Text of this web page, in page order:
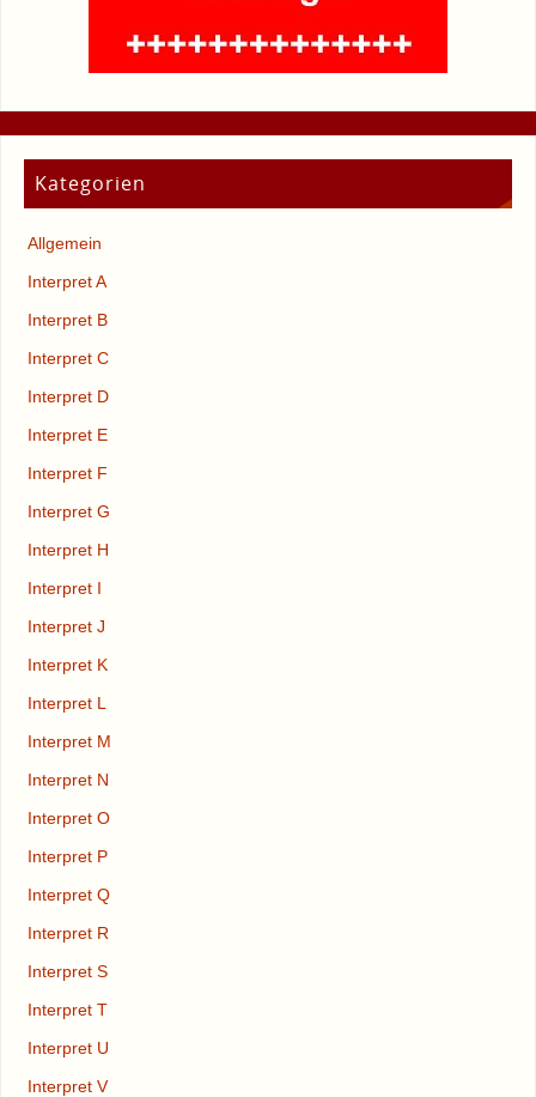
Kategorien
Allgemein
Interpret A
Interpret B
Interpret C
Interpret D
Interpret E
Interpret F
Interpret G
Interpret H
Interpret I
Interpret J
Interpret K
Interpret L
Interpret M
Interpret N
Interpret O
Interpret P
Interpret Q
Interpret R
Interpret S
Interpret T
Interpret U
Interpret V